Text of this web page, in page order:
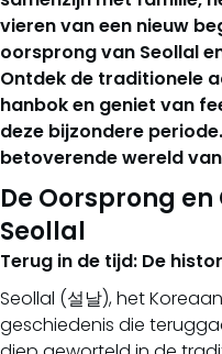
vieren van een nieuw
oorsprong van Seollal
Ontdek de traditionele
hanbok en geniet van
deze bijzondere
betoverende wereld
De Oorsprong
Seollal
Terug in de tijd: De
Seollal (설날), het
geschiedenis die